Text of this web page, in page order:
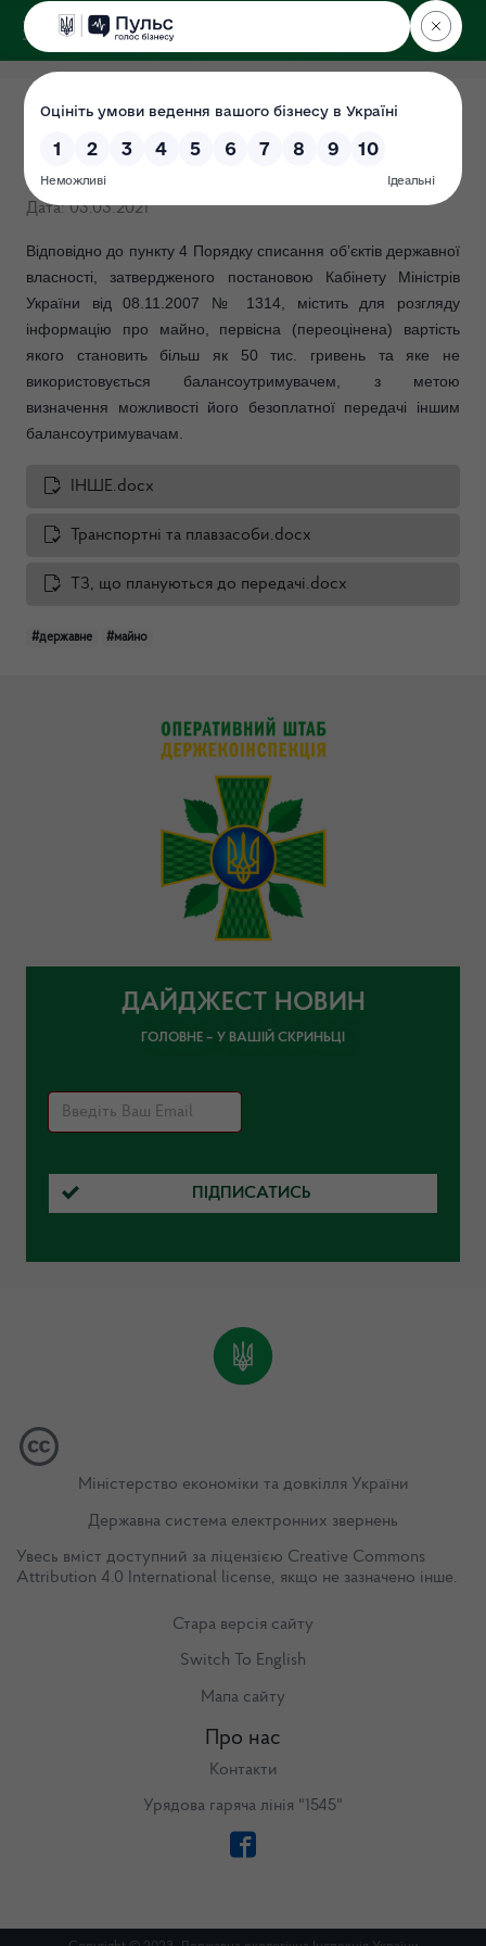
ДЕРЖЕКОІНСПЕКЦІЯ
Інформація про майно, яке
пропонується до передачі
Дата: 03.03.2021
Відповідно до пункту 4 Порядку списання об’єктів державної
власності, затвердженого постановою Кабінету Міністрів
України від 08.11.2007 № 1314, містить для розгляду
інформацію про майно, первісна (переоцінена) вартість
якого становить більш як 50 тис. гривень та яке не
використовується балансоутримувачем, з метою
визначення можливості його безоплатної передачі іншим
балансоутримувачам.
ІНШЕ.docx
Транспортні та плавзасоби.docx
ТЗ, що плануються до передачі.docx
#державне #майно
ДАЙДЖЕСТ НОВИН
ГОЛОВНЕ – У ВАШІЙ СКРИНЬЦІ
ПІДПИСАТИСЬ
Міністерство економіки та довкілля України
Державна система електронних звернень
Увесь вміст доступний за ліцензією Creative Commons
Attribution 4.0 International license, якщо не зазначено інше.
Стара версія сайту
Switch To English
Мапа сайту
Про нас
Контакти
Урядова гаряча лінія "1545"